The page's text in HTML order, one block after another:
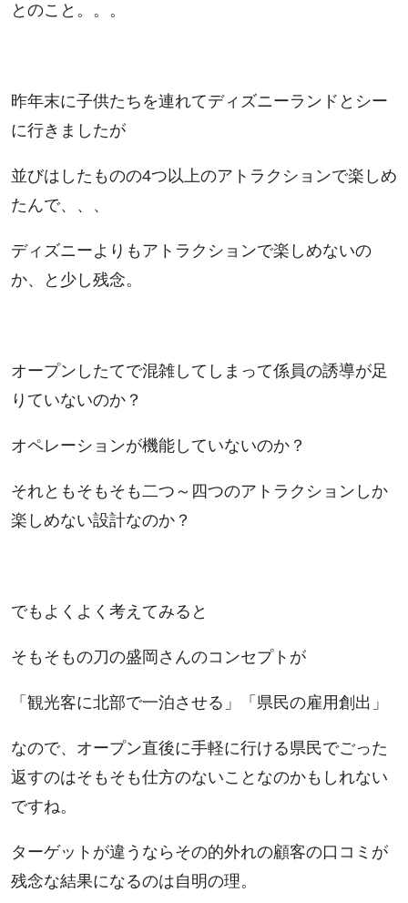
とのこと。。。
昨年末に子供たちを連れてディズニーランドとシー
に行きましたが
並びはしたものの4つ以上のアトラクションで楽しめ
たんで、、、
ディズニーよりもアトラクションで楽しめないの
か、と少し残念。
オープンしたてで混雑してしまって係員の誘導が足
りていないのか？
オペレーションが機能していないのか？
それともそもそも二つ～四つのアトラクションしか
楽しめない設計なのか？
でもよくよく考えてみると
そもそもの刀の盛岡さんのコンセプトが
「観光客に北部で一泊させる」「県民の雇用創出」
なので、オープン直後に手軽に行ける県民でごった
返すのはそもそも仕方のないことなのかもしれない
ですね。
ターゲットが違うならその的外れの顧客の口コミが
残念な結果になるのは自明の理。